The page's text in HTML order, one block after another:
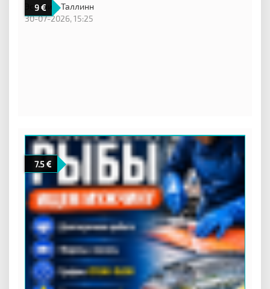
9
Эстония,Таллинн
30-07-2026, 15:25
7.5